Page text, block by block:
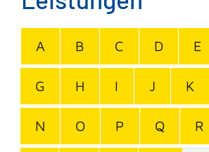
A B C D E
G H I J K
N O P Q R